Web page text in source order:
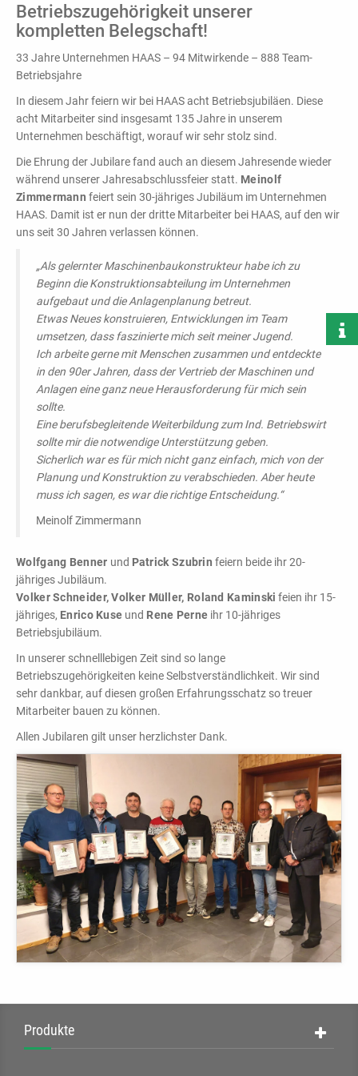
Effizienz und
zielgerichteter
Konfiguration!
Be- &
Entladesysteme
Andocken - Befüllen -
PRODUKTÜBERSICHT
Betriebszugehörigkeit unserer
kompletten Belegschaft!
33 Jahre Unternehmen HAAS – 94 Mitwirkende – 888 Team-
Betriebsjahre
In diesem Jahr feiern wir bei HAAS acht Betriebsjubiläen. Diese
acht Mitarbeiter sind insgesamt 135 Jahre in unserem
Unternehmen beschäftigt, worauf wir sehr stolz sind.
Die Ehrung der Jubilare fand auch an diesem Jahresende wieder
während unserer Jahresabschlussfeier statt. Meinolf
Zimmermann feiert sein 30-jähriges Jubiläum im Unternehmen
HAAS. Damit ist er nun der dritte Mitarbeiter bei HAAS, auf den wir
uns seit 30 Jahren verlassen können.
„Als gelernter Maschinenbaukonstrukteur habe ich zu
Beginn die Konstruktionsabteilung im Unternehmen
aufgebaut und die Anlagenplanung betreut.
Etwas Neues konstruieren, Entwicklungen im Team
umsetzen, dass faszinierte mich seit meiner Jugend.
Ich arbeite gerne mit Menschen zusammen und entdeckte
in den 90er Jahren, dass der Vertrieb der Maschinen und
Anlagen eine ganz neue Herausforderung für mich sein
sollte.
Eine berufsbegleitende Weiterbildung zum Ind. Betriebswirt
sollte mir die notwendige Unterstützung geben.
Sicherlich war es für mich nicht ganz einfach, mich von der
Planung und Konstruktion zu verabschieden. Aber heute
muss ich sagen, es war die richtige Entscheidung.“
Meinolf Zimmermann
Wolfgang Benner und Patrick Szubrin feiern beide ihr 20-
jähriges Jubiläum.
Volker Schneider, Volker Müller, Roland Kaminski feien ihr 15-
jähriges, Enrico Kuse und Rene Perne ihr 10-jähriges
Betriebsjubiläum.
In unserer schnelllebigen Zeit sind so lange
Betriebszugehörigkeiten keine Selbstverständlichkeit. Wir sind
sehr dankbar, auf diesen großen Erfahrungsschatz so treuer
Mitarbeiter bauen zu können.
Allen Jubilaren gilt unser herzlichster Dank.
Produkte